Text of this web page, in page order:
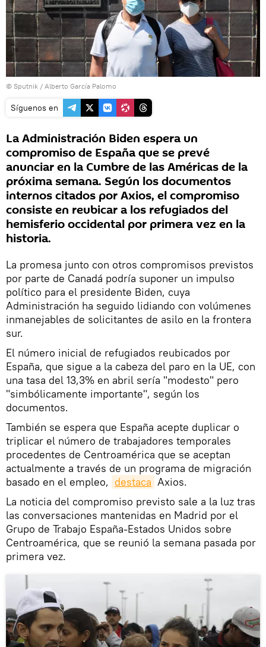
© Sputnik / Alberto García Palomo
Síguenos en
La Administración Biden espera un
compromiso de España que se prevé
anunciar en la Cumbre de las Américas de la
próxima semana. Según los documentos
internos citados por Axios, el compromiso
consiste en reubicar a los refugiados del
hemisferio occidental por primera vez en la
historia.
La promesa junto con otros compromisos previstos
por parte de Canadá podría suponer un impulso
político para el presidente Biden, cuya
Administración ha seguido lidiando con volúmenes
inmanejables de solicitantes de asilo en la frontera
sur.
El número inicial de refugiados reubicados por
España, que sigue a la cabeza del paro en la UE, con
una tasa del 13,3% en abril sería "modesto" pero
"simbólicamente importante", según los
documentos.
También se espera que España acepte duplicar o
triplicar el número de trabajadores temporales
procedentes de Centroamérica que se aceptan
actualmente a través de un programa de migración
basado en el empleo, destaca Axios.
La noticia del compromiso previsto sale a la luz tras
las conversaciones mantenidas en Madrid por el
Grupo de Trabajo España-Estados Unidos sobre
Centroamérica, que se reunió la semana pasada por
primera vez.